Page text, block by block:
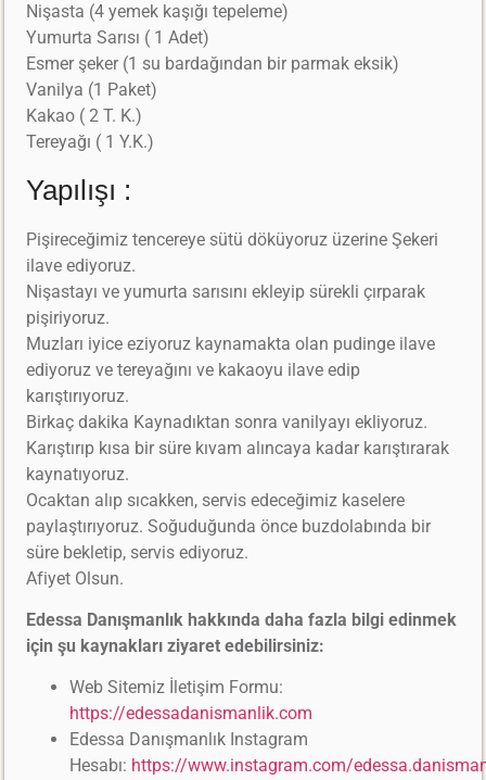
Nişasta (4 yemek kaşığı tepeleme)
Yumurta Sarısı ( 1 Adet)
Esmer şeker (1 su bardağından bir parmak eksik)
Vanilya (1 Paket)
Kakao ( 2 T. K.)
Tereyağı ( 1 Y.K.)
Yapılışı :
Pişireceğimiz tencereye sütü döküyoruz üzerine Şekeri
ilave ediyoruz.
Nişastayı ve yumurta sarısını ekleyip sürekli çırparak
pişiriyoruz.
Muzları iyice eziyoruz kaynamakta olan pudinge ilave
ediyoruz ve tereyağını ve kakaoyu ilave edip
karıştırıyoruz.
Birkaç dakika Kaynadıktan sonra vanilyayı ekliyoruz.
Karıştırıp kısa bir süre kıvam alıncaya kadar karıştırarak
kaynatıyoruz.
Ocaktan alıp sıcakken, servis edeceğimiz kaselere
paylaştırıyoruz. Soğuduğunda önce buzdolabında bir
süre bekletip, servis ediyoruz.
Afiyet Olsun.
Edessa Danışmanlık hakkında daha fazla bilgi edinmek
için şu kaynakları ziyaret edebilirsiniz:
Web Sitemiz İletişim Formu:
https://edessadanismanlik.com
Edessa Danışmanlık Instagram
Hesabı: https://www.instagram.com/